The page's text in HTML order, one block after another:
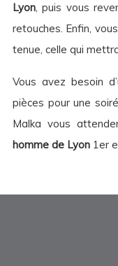
Lyon, puis vous
retouches. Enfin,
tenue, celle qui
Vous avez besoin
pièces pour une
Malka vous
homme de Lyon 1er